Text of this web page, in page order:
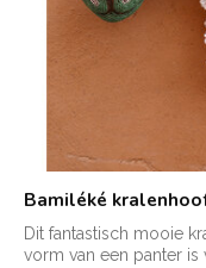
Bamiléké
Dit fantastisch mooie
vorm van een panter is